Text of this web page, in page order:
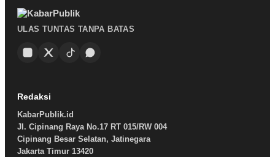
ULAS TUNTAS TANPA BATAS
Redaksi
KabarPublik.id
Jl. Cipinang Raya No.17 RT 015/RW 004
Cipinang Besar Selatan, Jatinegara
Jakarta Timur 13420